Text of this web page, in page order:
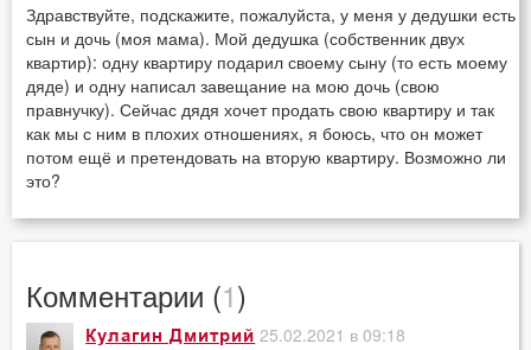
Здравствуйте, подскажите, пожалуйста, у меня у дедушки есть
сын и дочь (моя мама). Мой дедушка (собственник двух
квартир): одну квартиру подарил своему сыну (то есть моему
дяде) и одну написал завещание на мою дочь (свою
правнучку). Сейчас дядя хочет продать свою квартиру и так
как мы с ним в плохих отношениях, я боюсь, что он может
потом ещё и претендовать на вторую квартиру. Возможно ли
это?
Комментарии (1)
Кулагин Дмитрий 25.02.2021 в 09:18